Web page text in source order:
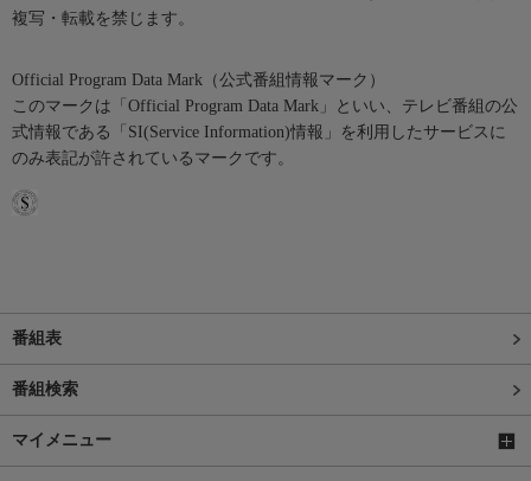
複写・転載を禁じます。
Official Program Data Mark（公式番組情報マーク）
このマークは「Official Program Data Mark」といい、テレビ番組の公
式情報である「SI(Service Information)情報」を利用したサービスに
のみ表記が許されているマークです。
番組表
番組検索
マイメニュー